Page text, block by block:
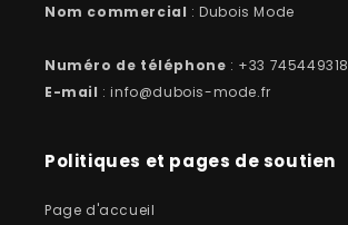
Nom commercial : Dubois Mode
Numéro de téléphone : +33 745449318
E-mail : info@dubois-mode.fr
Politiques et pages de soutien
Page d'accueil